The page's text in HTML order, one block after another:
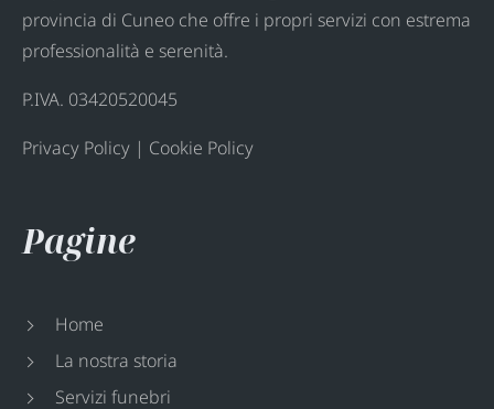
provincia di Cuneo che offre i propri servizi con estrema
professionalità e serenità.
P.IVA. 03420520045
Privacy Policy | Cookie Policy
Pagine
Home
La nostra storia
Servizi funebri